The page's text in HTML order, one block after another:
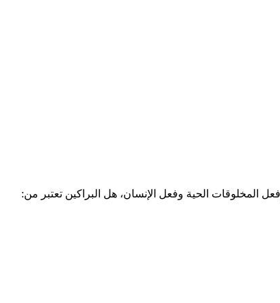
المخلوقات الحية وفعل الإنسان، هل البراكين تعتبر من: